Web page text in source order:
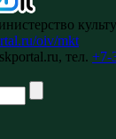
oiv/mkt
тел. +7-